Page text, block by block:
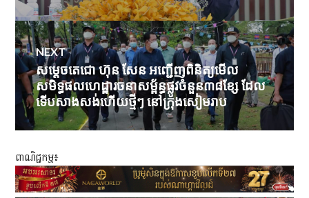
NEXT
Next
post:
សម្តេចតេជោ ហ៊ុន សែន អញ្ជើញពិនិត្យមើល
សមិទ្ធផលហេដ្ឋារចនាសម្ព័ន្ធផ្លូវចំនួន៣៨ខ្សែ ដែល
ទើបសាងសង់ហើយថ្មីៗ នៅក្រុងសៀមរាប
ពាណិជ្ជកម្ម៖